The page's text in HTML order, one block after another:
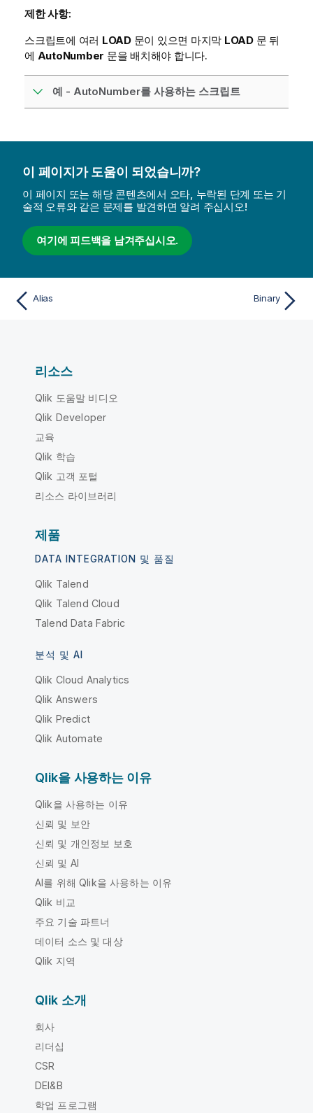
제한 사항:
스크립트에 여러 LOAD문이 있으면 마지막 LOAD문 뒤
에 AutoNumber 문을 배치해야 합니다.
예 - AutoNumber를 사용하는 스크립트
이 페이지가 도움이 되었습니까?
이 페이지 또는 해당 콘텐츠에서 오타, 누락된 단계 또는 기
술적 오류와 같은 문제를 발견하면 알려 주십시오!
여기에 피드백을 남겨주십시오.
Alias Binary
리소스
Qlik 도움말 비디오
Qlik Developer
교육
Qlik 학습
Qlik 고객 포털
리소스 라이브러리
제품
DATA INTEGRATION 및 품질
Qlik Talend
Qlik Talend Cloud
Talend Data Fabric
분석 및 AI
Qlik Cloud Analytics
Qlik Answers
Qlik Predict
Qlik Automate
Qlik을 사용하는 이유
Qlik을 사용하는 이유
신뢰 및 보안
신뢰 및 개인정보 보호
신뢰 및 AI
AI를 위해 Qlik을 사용하는 이유
Qlik 비교
주요 기술 파트너
데이터 소스 및 대상
Qlik 지역
Qlik 소개
회사
리더십
CSR
DEI&B
학업 프로그램